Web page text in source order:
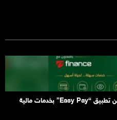
“البريد المصري” يطلق النسخة الجديدة من تطبيق “Easy Pay” بخدمات مالية